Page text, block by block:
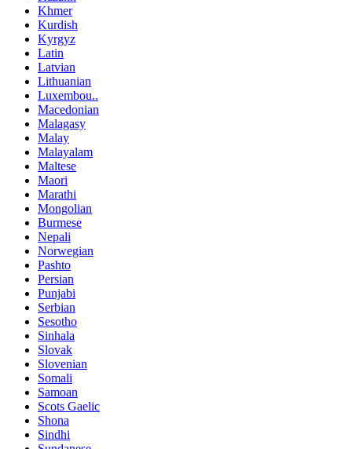
Khmer
Kurdish
Kyrgyz
Latin
Latvian
Lithuanian
Luxembou..
Macedonian
Malagasy
Malay
Malayalam
Maltese
Maori
Marathi
Mongolian
Burmese
Nepali
Norwegian
Pashto
Persian
Punjabi
Serbian
Sesotho
Sinhala
Slovak
Slovenian
Somali
Samoan
Scots Gaelic
Shona
Sindhi